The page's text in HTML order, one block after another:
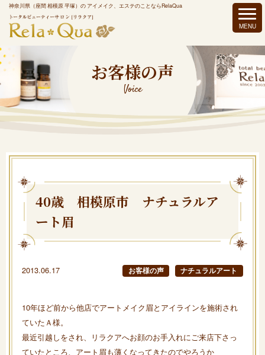
神奈川県（座間 相模原 平塚）の アイメイク、エステのことならRelaQua
お客様の声
Voice
40歳 相模原市 ナチュラルア
ート眉
2013.06.17 お客様の声 ナチュラルアート
10年ほど前から他店でアートメイク眉とアイラインを施術され
ていたＡ様。
最近引越しをされ、リラクアへお顔のお手入れにご来店下さっ
ていたところ、アート眉も薄くなってきたのでやろうか